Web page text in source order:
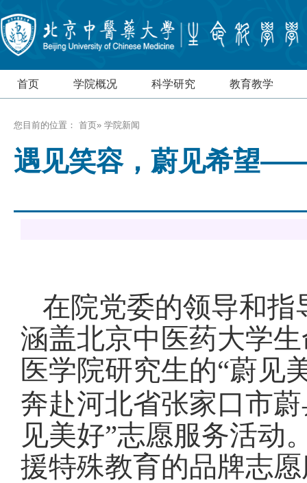
首页 学院概况 科学研究 教育教学
您目前的位置： 首页» 学院新闻
遇见笑容，蔚见希望
在院党委的领导和
涵盖北京中医药大学
医学院研究生的“蔚见
奔赴河北省张家口市
见美好”志愿服务活动
援特殊教育的品牌志